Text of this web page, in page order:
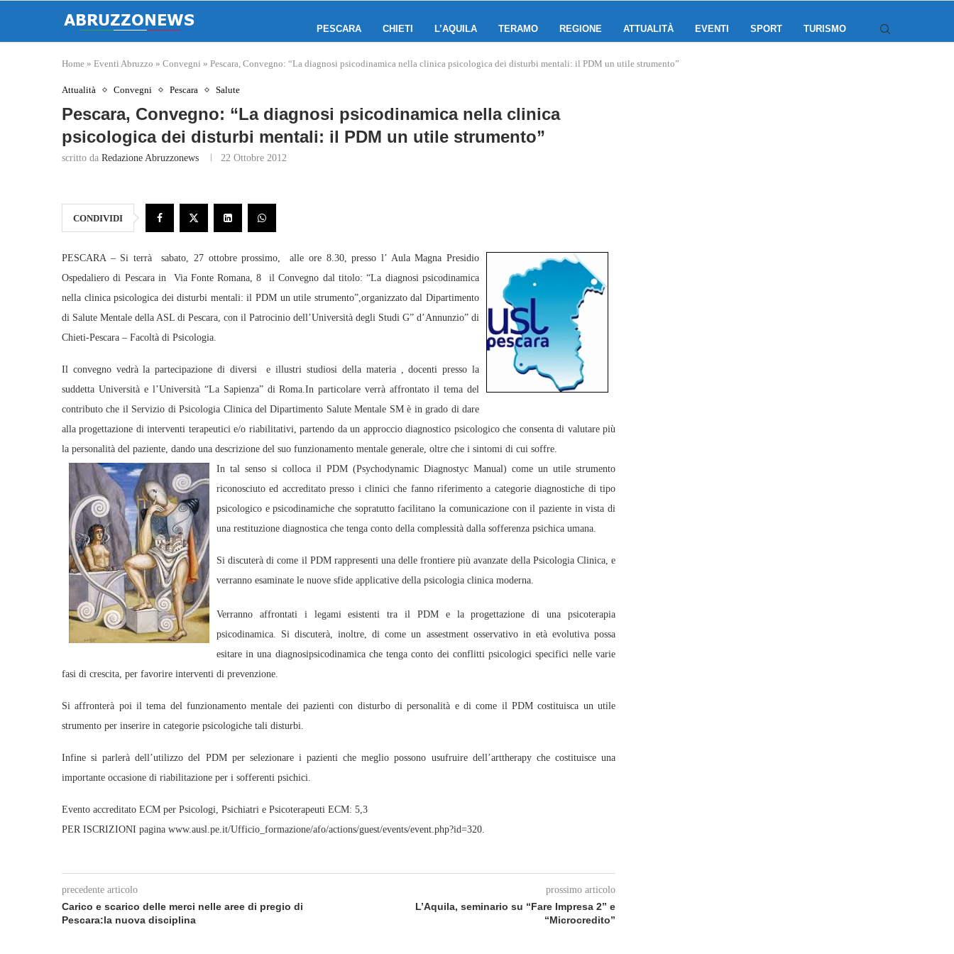
PESCARA CHIETI L’AQUILA TERAMO REGIONE ATTUALITÀ EVENTI SPORT TURISMO
Home » Eventi Abruzzo » Convegni » Pescara, Convegno: “La diagnosi psicodinamica nella clinica psicologica dei disturbi mentali: il PDM un utile strumento”
Attualità Convegni Pescara Salute
Pescara, Convegno: “La diagnosi psicodinamica nella clinica
psicologica dei disturbi mentali: il PDM un utile strumento”
scritto da Redazione Abruzzonews 22 Ottobre 2012
CONDIVIDI
PESCARA – Si terrà sabato, 27 ottobre prossimo, alle ore 8.30, presso l’ Aula Magna Presidio
Ospedaliero di Pescara in Via Fonte Romana, 8 il Convegno dal titolo: “La diagnosi psicodinamica
nella clinica psicologica dei disturbi mentali: il PDM un utile strumento”,organizzato dal Dipartimento
di Salute Mentale della ASL di Pescara, con il Patrocinio dell’Università degli Studi G” d’Annunzio” di
Chieti-Pescara – Facoltà di Psicologia.
Il convegno vedrà la partecipazione di diversi e illustri studiosi della materia , docenti presso la
suddetta Università e l’Università “La Sapienza” di Roma.In particolare verrà affrontato il tema del
contributo che il Servizio di Psicologia Clinica del Dipartimento Salute Mentale SM è in grado di dare
alla progettazione di interventi terapeutici e/o riabilitativi, partendo da un approccio diagnostico psicologico che consenta di valutare più
la personalità del paziente, dando una descrizione del suo funzionamento mentale generale, oltre che i sintomi di cui soffre.
In tal senso si colloca il PDM (Psychodynamic Diagnostyc Manual) come un utile strumento
riconosciuto ed accreditato presso i clinici che fanno riferimento a categorie diagnostiche di tipo
psicologico e psicodinamiche che sopratutto facilitano la comunicazione con il paziente in vista di
una restituzione diagnostica che tenga conto della complessità dalla sofferenza psichica umana.
Si discuterà di come il PDM rappresenti una delle frontiere più avanzate della Psicologia Clinica, e
verranno esaminate le nuove sfide applicative della psicologia clinica moderna.
Verranno affrontati i legami esistenti tra il PDM e la progettazione di una psicoterapia
psicodinamica. Si discuterà, inoltre, di come un assestment osservativo in età evolutiva possa
esitare in una diagnosipsicodinamica che tenga conto dei conflitti psicologici specifici nelle varie
fasi di crescita, per favorire interventi di prevenzione.
Si affronterà poi il tema del funzionamento mentale dei pazienti con disturbo di personalità e di come il PDM costituisca un utile
strumento per inserire in categorie psicologiche tali disturbi.
Infine si parlerà dell’utilizzo del PDM per selezionare i pazienti che meglio possono usufruire dell’arttherapy che costituisce una
importante occasione di riabilitazione per i sofferenti psichici.
Evento accreditato ECM per Psicologi, Psichiatri e Psicoterapeuti ECM: 5,3
PER ISCRIZIONI pagina www.ausl.pe.it/Ufficio_formazione/afo/actions/guest/events/event.php?id=320.
precedente articolo
Carico e scarico delle merci nelle aree di pregio di
Pescara:la nuova disciplina
prossimo articolo
L’Aquila, seminario su “Fare Impresa 2” e
“Microcredito”